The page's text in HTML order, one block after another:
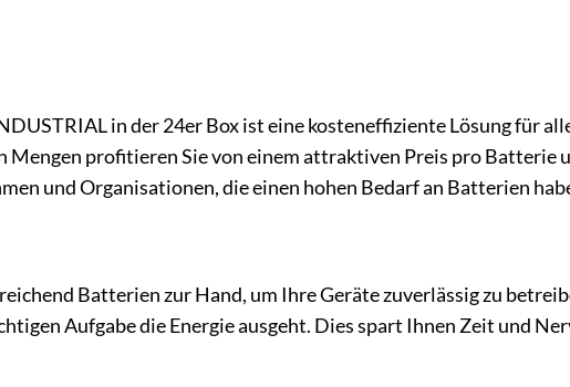
in der 24er Box ist eine kosteneffiziente Lösung für
Mengen profitieren Sie von einem attraktiven Preis pro Batterie
und Organisationen, die einen hohen Bedarf an Batterien
Batterien zur Hand, um Ihre Geräte zuverlässig zu
Aufgabe die Energie ausgeht. Dies spart Ihnen Zeit und